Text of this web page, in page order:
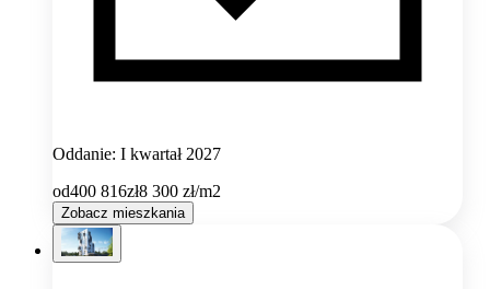
Oddanie: I kwartał 2027
od400 816zł8 300 zł/m2
Zobacz mieszkania